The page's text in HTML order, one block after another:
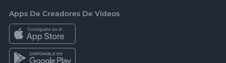
Apps De Creadores De Videos